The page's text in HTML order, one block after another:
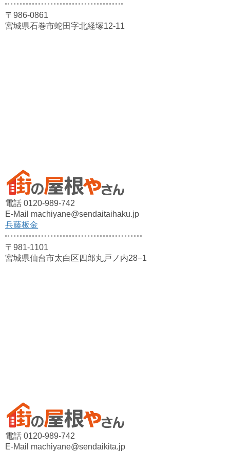
〒986-0861
宮城県石巻市蛇田字北経塚12-11
電話 0120-989-742
E-Mail machiyane@sendaitaihaku.jp
兵藤板金
〒981-1101
宮城県仙台市太白区四郎丸戸ノ内28−1
電話 0120-989-742
E-Mail machiyane@sendaikita.jp